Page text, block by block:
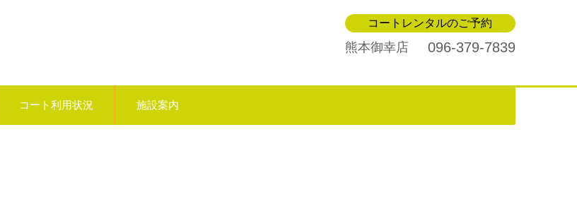
コートレンタルのご予約
熊本御幸店 096-379-7839
コート利用状況 施設案内